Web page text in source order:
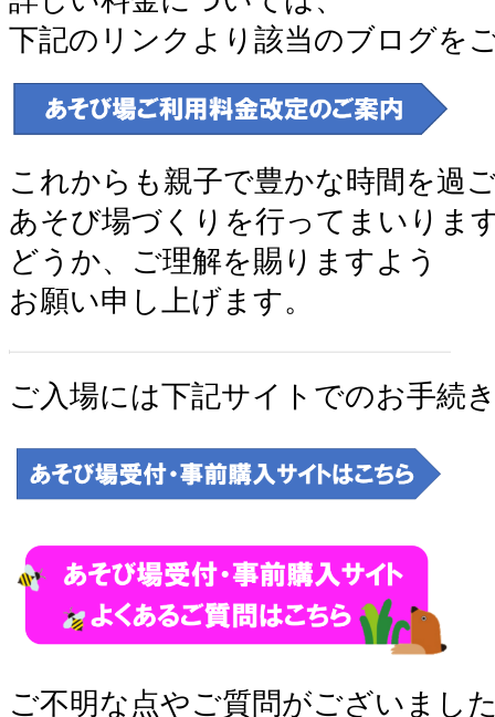
下記のリンクより該当のブログを
これからも親⼦で豊かな時間を過
あそび場づくりを⾏ってまいりま
どうか、ご理解を賜りますよう
お願い申し上げます。
ご入場には下記サイトでのお手続
ご不明な点やご質問がございまし